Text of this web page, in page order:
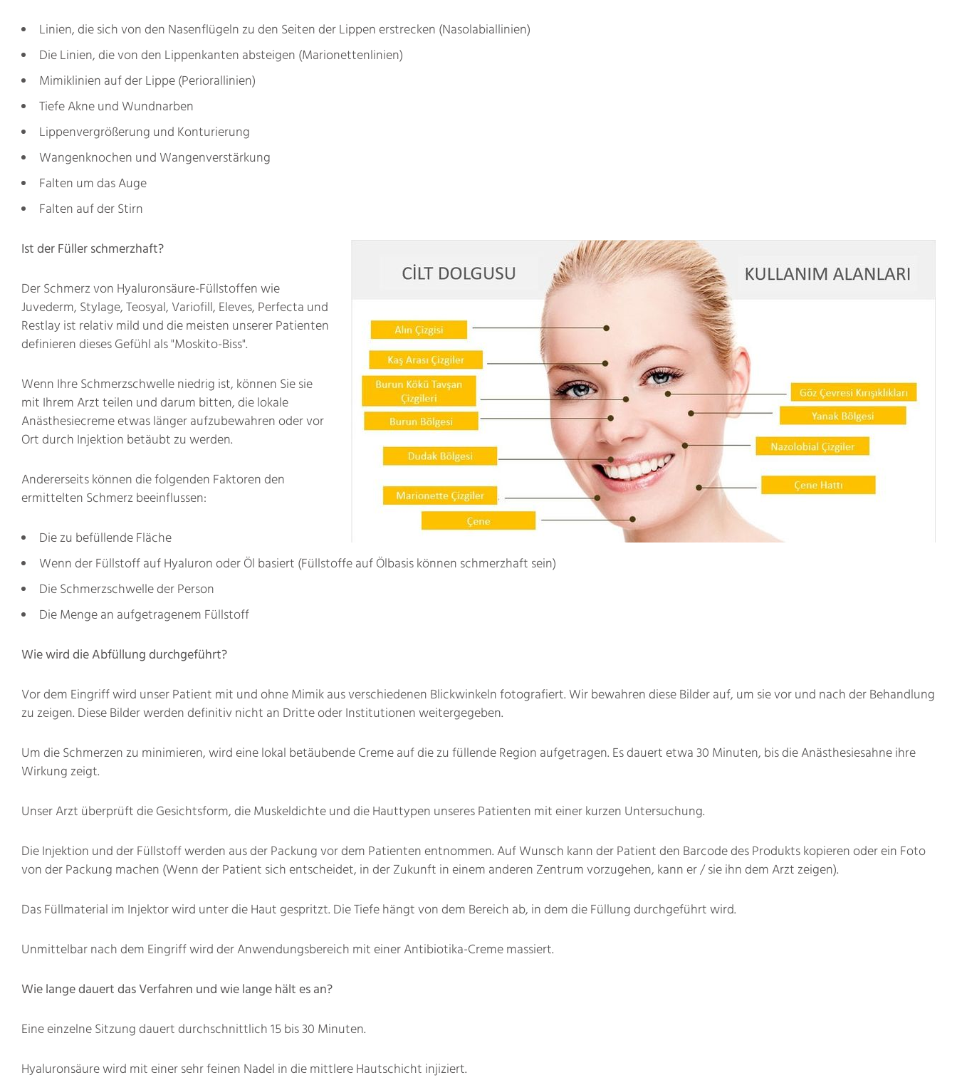
Linien, die sich von den Nasenflügeln zu den Seiten der Lippen erstrecken (Nasolabiallinien)
Die Linien, die von den Lippenkanten absteigen (Marionettenlinien)
Mimiklinien auf der Lippe (Periorallinien)
Tiefe Akne und Wundnarben
Lippenvergrößerung und Konturierung
Wangenknochen und Wangenverstärkung
Falten um das Auge
Falten auf der Stirn
Ist der Füller schmerzhaft?
Der Schmerz von Hyaluronsäure-Füllstoffen wie
Juvederm, Stylage, Teosyal, Variofill, Eleves, Perfecta und
Restlay ist relativ mild und die meisten unserer Patienten
definieren dieses Gefühl als "Moskito-Biss".
Wenn Ihre Schmerzschwelle niedrig ist, können Sie sie
mit Ihrem Arzt teilen und darum bitten, die lokale
Anästhesiecreme etwas länger aufzubewahren oder vor
Ort durch Injektion betäubt zu werden.
Andererseits können die folgenden Faktoren den
ermittelten Schmerz beeinflussen:
Die zu befüllende Fläche
Wenn der Füllstoff auf Hyaluron oder Öl basiert (Füllstoffe auf Ölbasis können schmerzhaft sein)
Die Schmerzschwelle der Person
Die Menge an aufgetragenem Füllstoff
Wie wird die Abfüllung durchgeführt?
Vor dem Eingriff wird unser Patient mit und ohne Mimik aus verschiedenen Blickwinkeln fotografiert. Wir bewahren diese Bilder auf, um sie vor und nach der Behandlung
zu zeigen. Diese Bilder werden definitiv nicht an Dritte oder Institutionen weitergegeben.
Um die Schmerzen zu minimieren, wird eine lokal betäubende Creme auf die zu füllende Region aufgetragen. Es dauert etwa 30 Minuten, bis die Anästhesiesahne ihre
Wirkung zeigt.
Unser Arzt überprüft die Gesichtsform, die Muskeldichte und die Hauttypen unseres Patienten mit einer kurzen Untersuchung.
Die Injektion und der Füllstoff werden aus der Packung vor dem Patienten entnommen. Auf Wunsch kann der Patient den Barcode des Produkts kopieren oder ein Foto
von der Packung machen (Wenn der Patient sich entscheidet, in der Zukunft in einem anderen Zentrum vorzugehen, kann er / sie ihn dem Arzt zeigen).
Das Füllmaterial im Injektor wird unter die Haut gespritzt. Die Tiefe hängt von dem Bereich ab, in dem die Füllung durchgeführt wird.
Unmittelbar nach dem Eingriff wird der Anwendungsbereich mit einer Antibiotika-Creme massiert.
Wie lange dauert das Verfahren und wie lange hält es an?
Eine einzelne Sitzung dauert durchschnittlich 15 bis 30 Minuten.
Hyaluronsäure wird mit einer sehr feinen Nadel in die mittlere Hautschicht injiziert.